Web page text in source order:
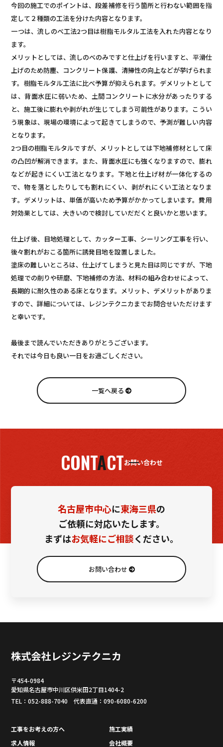
今回の施工でのポイントは、段差補修を行う箇所と行わない範囲を指
定して２種類の工法を分けた内容となります。
一つは、流しのべ工法2つ目は樹脂モルタル工法を入れた内容となり
ます。
メリットとしては、流しのべのみですと仕上げを行いますと、平滑仕
上げのため防塵、コンクリート保護、清掃性の向上などが挙げられま
す。樹脂モルタル工法に比べ予算が抑えられます。デメリットとして
は、背面水圧に弱いため、土間コンクリートに水分があったりする
と、施工後に膨れや剥がれが生じてしまう可能性があります。こうい
う現象は、現場の環境によって起きてしまうので、予測が難しい内容
となります。
2つ目の樹脂モルタルですが、メリットとしては下地補修材として床
の凸凹が解消できます。また、背面水圧にも強くなりますので、膨れ
などが起きにくい工法となります。下地と仕上げ材が一体化するの
で、物を落としたりしても割れにくい、剥がれにくい工法となりま
す。デメリットは、単価が高いため予算がかかってしまいます。費用
対効果としては、大きいので検討していだだくと良いかと思います。
仕上げ後、目地処理として、カッター工事、シーリング工事を行い、
後々割れがおこる箇所に誘発目地を設置しました。
塗床の難しいところは、仕上げてしまうと見た目は同じですが、下地
処理での削りや研磨、下地補修の方法、材料の組み合わせによって、
長期的に耐久性のある床となります。メリット、デメリットがありま
すので、詳細については、レジンテクニカまでお問合せいただけます
と幸いです。
最後まで読んでいただきありがとうございます。
それでは今日も良い一日をお過ごしください。
一覧へ戻る
CONTACTお問い合わせ
名古屋市中心に東海三県の
ご依頼に対応いたします。
まずはお気軽にご相談ください。
お問い合わせ
〒454-0984
愛知県名古屋市中川区供米田2丁目1404-2
TEL：052-888-7040代表直通：090-6080-6200
工事をお考えの方へ
施工実績
求人情報
会社概要